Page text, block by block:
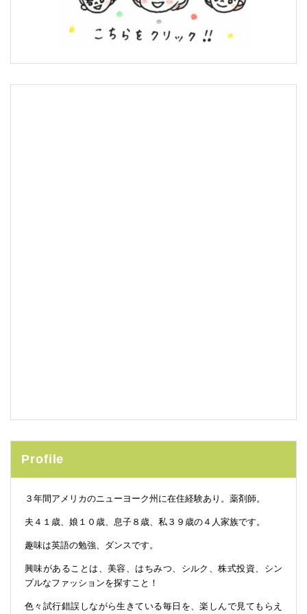
Profile
３年間アメリカのニューヨーク州に在住経験あり。薬剤師。
夫４１歳、娘１０歳、息子８歳、私３９歳の４人家族です。
趣味は英語の勉強、ダンスです。
興味があることは、美容、はちみつ、シルク、株式投資、シン
プルなファッションを探すこと！
色々試行錯誤しながら生きている毎日を、楽しんで見てもらえ